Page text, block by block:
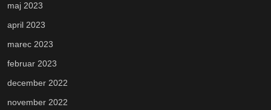
maj 2023
april 2023
marec 2023
februar 2023
december 2022
november 2022